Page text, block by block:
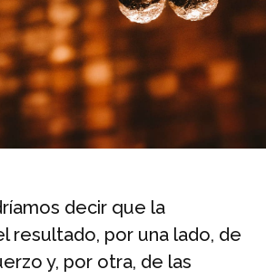
decir que la
resultado, por una lado, de
y, por otra, de las